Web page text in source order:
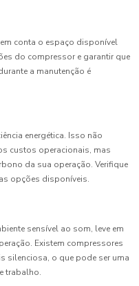
conta o espaço disponível
do compressor e garantir que
a manutenção é
energética. Isso não
custos operacionais, mas
da sua operação. Verifique
opções disponíveis.
sensível ao som, leve em
Existem compressores
silenciosa, o que pode ser uma
trabalho.